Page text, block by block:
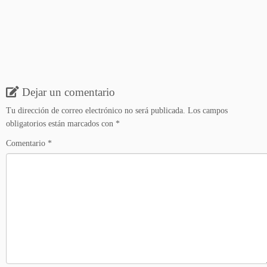
Dejar un comentario
Tu dirección de correo electrónico no será publicada. Los campos
obligatorios están marcados con *
Comentario *